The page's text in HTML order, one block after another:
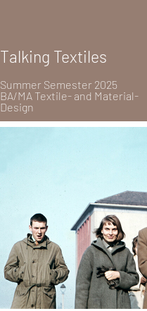
Talking Textiles
Summer Semester 2025
BA/MA Textile- and Material-
Design